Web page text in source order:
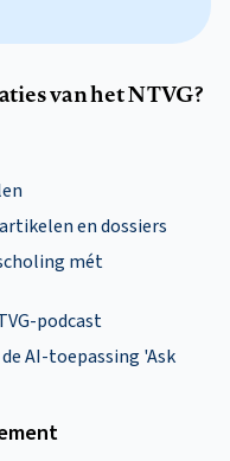
van het NTVG?
en dossiers
mét
podcast
AI-toepassing 'Ask